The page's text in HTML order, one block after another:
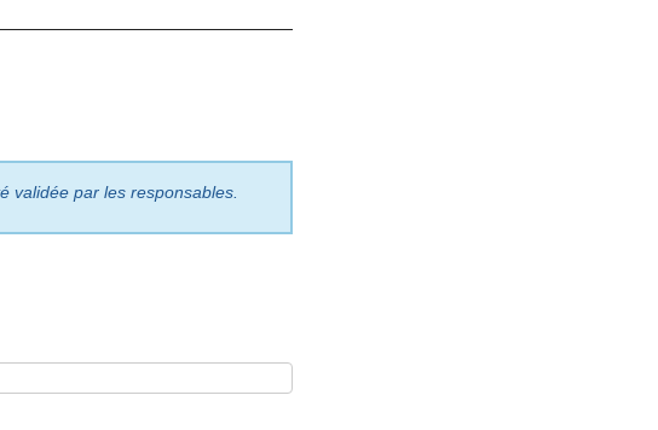
validée par les responsables.